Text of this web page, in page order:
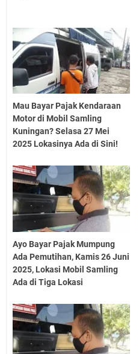
Mau Bayar Pajak Kendaraan
Motor di Mobil Samling
Kuningan? Selasa 27 Mei
2025 Lokasinya Ada di Sini!
Ayo Bayar Pajak Mumpung
Ada Pemutihan, Kamis 26 Juni
2025, Lokasi Mobil Samling
Ada di Tiga Lokasi